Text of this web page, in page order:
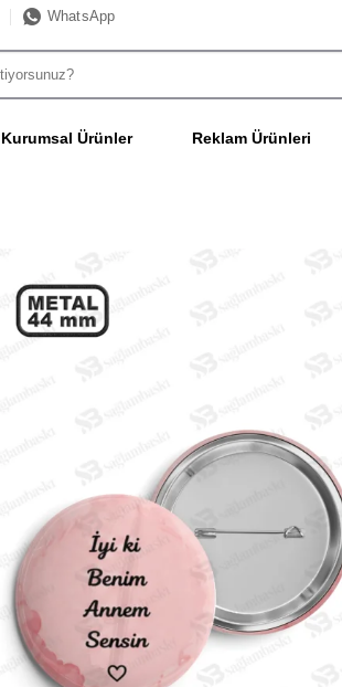
WhatsApp
Kurumsal Ürünler Reklam Ürünleri